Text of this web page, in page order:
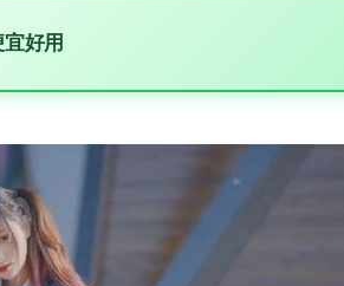
好用